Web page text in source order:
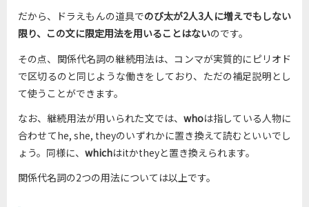
だから、ドラえもんの道具でのび太が2人3人に増えでもしない
限り、この文に限定用法を用いることはないのです。
その点、関係代名詞の継続用法は、コンマが実質的にピリオド
で区切るのと同じような働きをしており、ただの補足説明とし
て使うことができます。
なお、継続用法が用いられた文では、 whoは指している人物に
合わせてhe, she, theyのいずれかに置き換えて読むといいでし
ょう。同様に、 whichはitかtheyと置き換えられます。
関係代名詞の2つの用法については以上です。